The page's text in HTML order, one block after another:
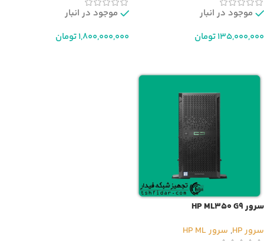
موجود در انبار
135,000,000تومان
موجود در انبار
1,800,000,000تومان
سرور HP ML350 G9
سرور HP
, سرور HP ML